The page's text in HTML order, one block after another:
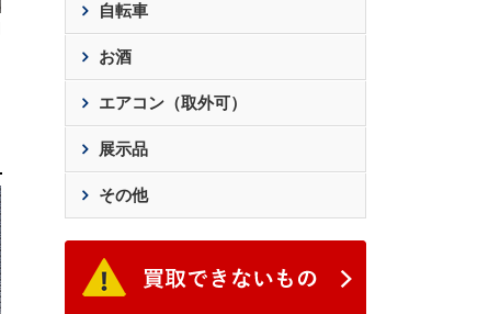
自転車
お酒
エアコン（取外可）
展示品
その他